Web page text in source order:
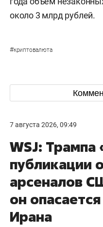
около 3 млрд рублей.
#криптовалюта
7 августа 2026, 09:49
WSJ: Трампа
публикации
арсеналов
он
Ирана